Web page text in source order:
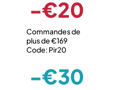
-€20
Commandes de
plus de €169
Code: Pir20
-€30